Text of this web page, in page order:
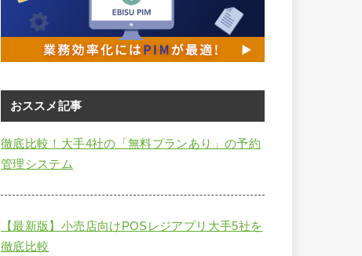
おススメ記事
徹底比較！大手4社の「無料プランあり」の予約
管理システム
【最新版】小売店向けPOSレジアプリ大手5社を
徹底比較